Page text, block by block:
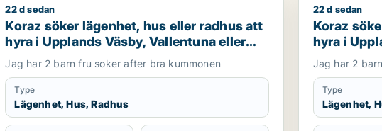
Järfälla eller Ekerö m.fl.
Koraz söker lägenhet, hus eller radhus att hyra i Upplands Väsby,
22 d sedan
Koraz söker lägenhet, hus eller radhus att
hyra i Upplands Väsby, Vallentuna eller
Järfälla m.fl.
Jag har 2 barn fru soker after bra kummonen
Type
Lägenhet, Hus, Radhus
Koraz
22 d sedan
Koraz
hyra i
Järfälla
Jag har 2
Type
Lägenhet,